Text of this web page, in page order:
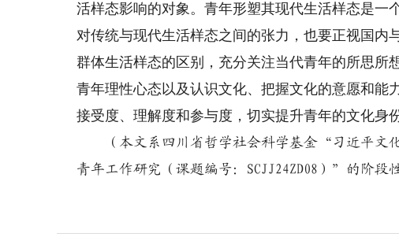
活样态影响的对象。青年形塑其现代生活样态是一
对传统与现代生活样态之间的张力，也要正视国内
群体生活样态的区别，充分关注当代青年的所思所
青年理性心态以及认识文化、把握文化的意愿和能
接受度、理解度和参与度，切实提升青年的文化身
（本文系四川省哲学社会科学基金“习近平文
青年工作研究（课题编号：SCJJ24ZD08）”的阶段